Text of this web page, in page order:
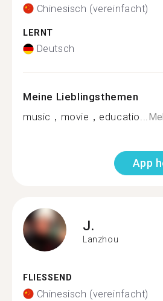
Chinesisch (vereinfacht)
LERNT
Deutsch
Meine Lieblingsthemen
music，movie，educatio...
App
J.
Lanzhou
FLIESSEND
Chinesisch (vereinfacht)